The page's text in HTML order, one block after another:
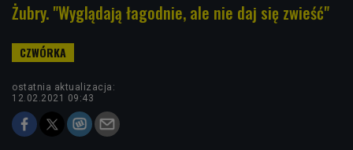
Żubry. "Wyglądają łagodnie, ale nie daj się zwieść"
ostatnia aktualizacja:
12.02.2021 09:43